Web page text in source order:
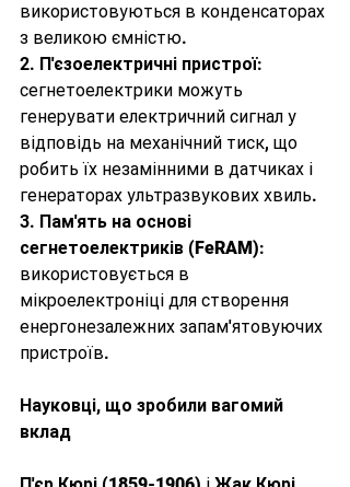
використовуються в конденсаторах
з великою ємністю.
2. П'єзоелектричні пристрої:
сегнетоелектрики можуть
генерувати електричний сигнал у
відповідь на механічний тиск, що
робить їх незамінними в датчиках і
генераторах ультразвукових хвиль.
3. Пам'ять на основі
сегнетоелектриків (FeRAM):
використовується в
мікроелектроніці для створення
енергонезалежних запам'ятовуючих
пристроїв.
Науковці, що зробили вагомий
вклад